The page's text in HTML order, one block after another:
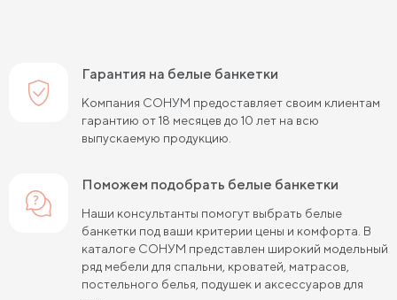
Гарантия на белые банкетки
Компания СОНУМ предоставляет своим клиентам
гарантию от 18 месяцев до 10 лет на всю
выпускаемую продукцию.
Поможем подобрать белые банкетки
Наши консультанты помогут выбрать белые
банкетки под ваши критерии цены и комфорта. В
каталоге СОНУМ представлен широкий модельный
ряд мебели для спальни, кроватей, матрасов,
постельного белья, подушек и аксессуаров для